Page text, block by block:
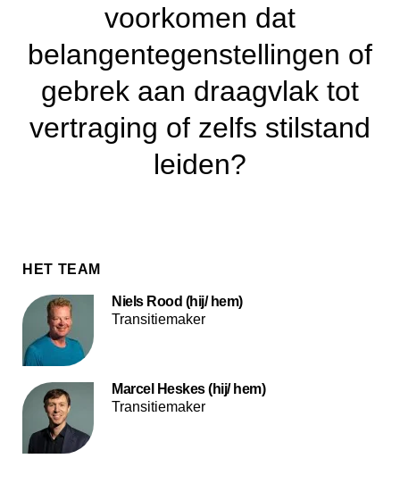
voorkomen dat
belangentegenstellingen of
gebrek aan draagvlak tot
vertraging of zelfs stilstand
leiden?
HET TEAM
Niels Rood (hij/ hem)
Transitiemaker
Marcel Heskes (hij/ hem)
Transitiemaker